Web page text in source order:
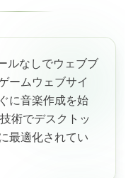
ルなしでウェブブ
ームウェブサイ
に音楽作成を始
術でデスクトッ
最適化されてい